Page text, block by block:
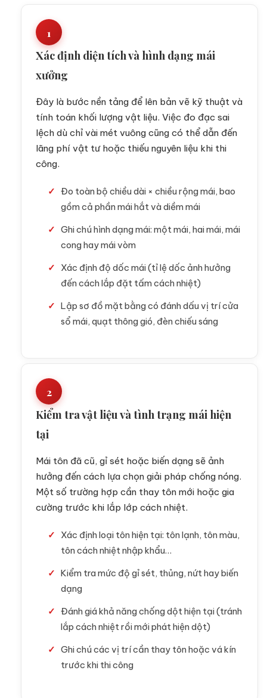
1
Xác định diện tích và hình dạng mái
xưởng
Đây là bước nền tảng để lên bản vẽ kỹ thuật và
tính toán khối lượng vật liệu. Việc đo đạc sai
lệch dù chỉ vài mét vuông cũng có thể dẫn đến
lãng phí vật tư hoặc thiếu nguyên liệu khi thi
công.
Đo toàn bộ chiều dài × chiều rộng mái, bao
gồm cả phần mái hắt và diềm mái
Ghi chú hình dạng mái: một mái, hai mái, mái
cong hay mái vòm
Xác định độ dốc mái (tỉ lệ dốc ảnh hưởng
đến cách lắp đặt tấm cách nhiệt)
Lập sơ đồ mặt bằng có đánh dấu vị trí cửa
sổ mái, quạt thông gió, đèn chiếu sáng
2
Kiểm tra vật liệu và tình trạng mái hiện
tại
Mái tôn đã cũ, gỉ sét hoặc biến dạng sẽ ảnh
hưởng đến cách lựa chọn giải pháp chống nóng.
Một số trường hợp cần thay tôn mới hoặc gia
cường trước khi lắp lớp cách nhiệt.
Xác định loại tôn hiện tại: tôn lạnh, tôn màu,
tôn cách nhiệt nhập khẩu…
Kiểm tra mức độ gỉ sét, thủng, nứt hay biến
dạng
Đánh giá khả năng chống dột hiện tại (tránh
lắp cách nhiệt rồi mới phát hiện dột)
Ghi chú các vị trí cần thay tôn hoặc vá kín
trước khi thi công